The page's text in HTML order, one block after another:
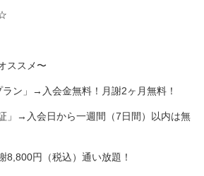
ススメ〜
ン」→入会金無料！月謝2ヶ月無料！
」→入会日から一週間（7日間）以内は無
円（税込）通い放題！